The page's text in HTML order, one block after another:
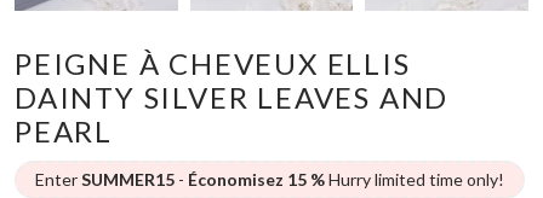
PEIGNE À CHEVEUX ELLIS
DAINTY SILVER LEAVES AND
PEARL
EnterSUMMER15 - Économisez 15 %Hurry limited time only!